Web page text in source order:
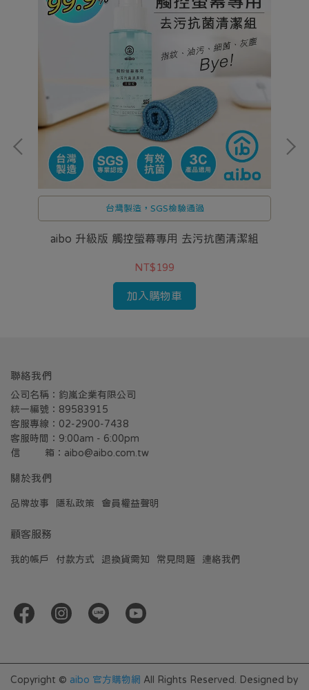
台灣製造，SGS檢驗通過
aibo 升級版 觸控螢幕專用 去污抗菌清潔組
NT$199
加入購物車
聯絡我們
公司名稱：鈞嵐企業有限公司
統一編號：89583915
客服專線：02-2900-7438
客服時間：9:00am - 6:00pm
信         箱：aibo@aibo.com.tw
關於我們
品牌故事 隱私政策 會員權益聲明
顧客服務
我的帳戶 付款方式 退換貨需知 常見問題 連絡我們
Copyright © aibo 官方購物網 All Rights Reserved. Designed by